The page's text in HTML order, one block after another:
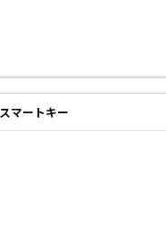
スマートキー